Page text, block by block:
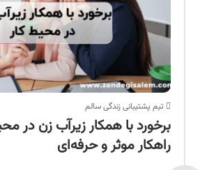
تیم پشتیبانی زندگی سالم
راهکار موثر و حرفه‌ای